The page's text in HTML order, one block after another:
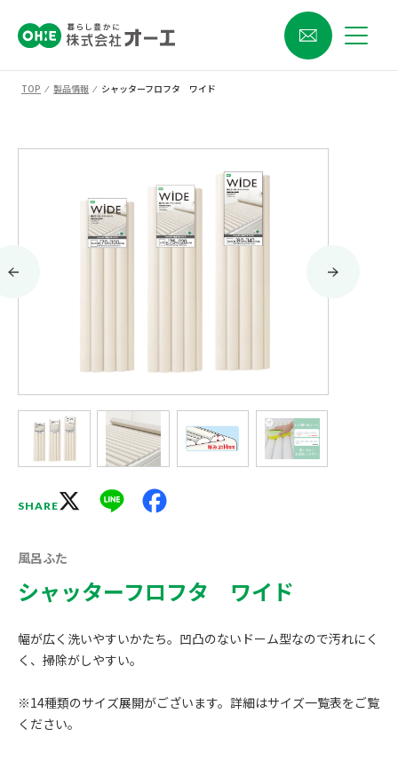
TOP ⁄ 製品情報 ⁄ シャッターフロフタ ワイド
SHARE Line
風呂ふた
シャッターフロフタ ワイド
幅が広く洗いやすいかたち。凹凸のないドーム型なので汚れにく
く、掃除がしやすい。
※14種類のサイズ展開がございます。詳細はサイズ一覧表をご覧
ください。